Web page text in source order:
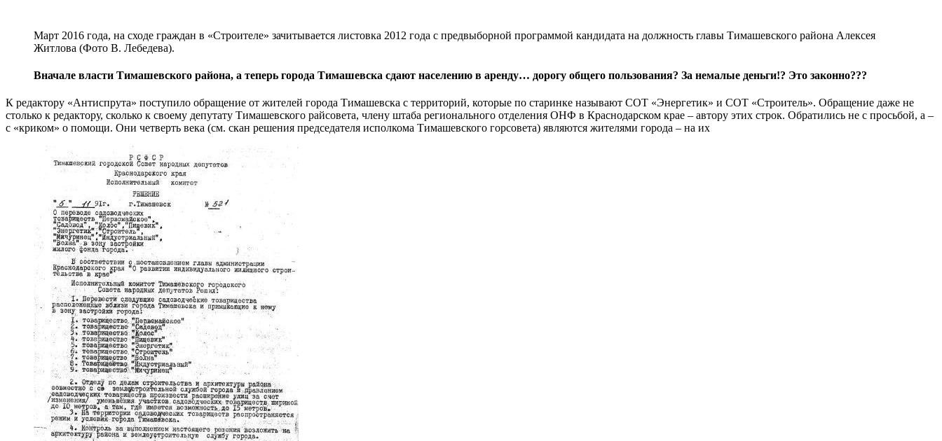
Март 2016 года, на сходе граждан в «Строителе» зачитывается листовка 2012 года с предвыборной программой кандидата на должность главы Тимашевского района Алексея
Житлова (Фото В. Лебедева).
Вначале власти Тимашевского района, а теперь города Тимашевска сдают населению в аренду… дорогу общего пользования? За немалые деньги!? Это законно???
К редактору «Антиспрута» поступило обращение от жителей города Тимашевска с территорий, которые по старинке называют СОТ «Энергетик» и СОТ «Строитель». Обращение даже не
столько к редактору, сколько к своему депутату Тимашевского райсовета, члену штаба регионального отделения ОНФ в Краснодарском крае – автору этих строк. Обратились не с просьбой, а –
с «криком» о помощи. Они четверть века (см. скан решения председателя исполкома Тимашевского горсовета) являются жителями города – на их